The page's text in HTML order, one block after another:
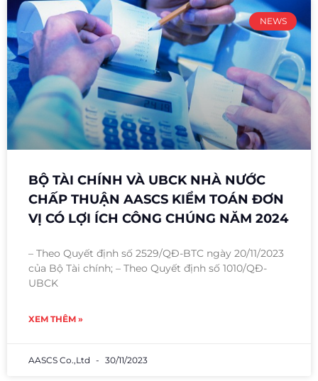
NEWS
BỘ TÀI CHÍNH VÀ UBCK NHÀ NƯỚC
CHẤP THUẬN AASCS KIỂM TOÁN ĐƠN
VỊ CÓ LỢI ÍCH CÔNG CHÚNG NĂM 2024
– Theo Quyết định số 2529/QĐ-BTC ngày 20/11/2023
của Bộ Tài chính; – Theo Quyết định số 1010/QĐ-
UBCK
XEM THÊM »
AASCS Co.,Ltd 30/11/2023